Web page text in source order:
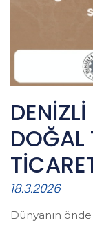
DOĞAL
18.3.2026
Dünyanın